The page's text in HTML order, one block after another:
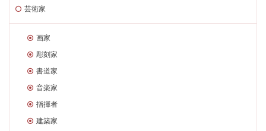
芸術家
画家
彫刻家
書道家
音楽家
指揮者
建築家